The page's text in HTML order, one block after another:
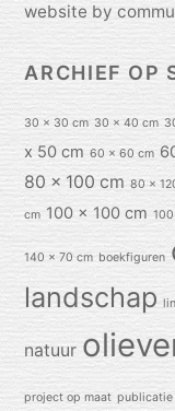
website by
ARCHIEF OP
30 x 30 cm 30 x 40 cm
x 50 cm 60 x 60 cm
80 x 100 cm 80 x
cm 100 x 100 cm
140 x 70 cm boekfiguren
landschap
natuur
project op maat publicatie